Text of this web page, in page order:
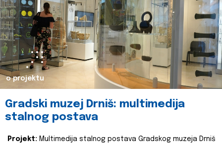
o projektu
Gradski muzej Drniš: multimedija
stalnog postava
Projekt: Multimedija stalnog postava Gradskog muzeja Drniš